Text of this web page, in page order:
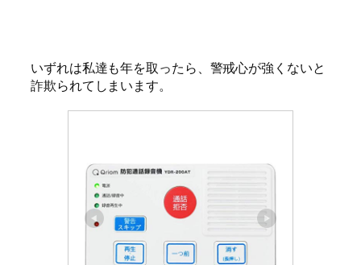
いずれは私達も年を取ったら、警戒心が強くないと
詐欺られてしまいます。